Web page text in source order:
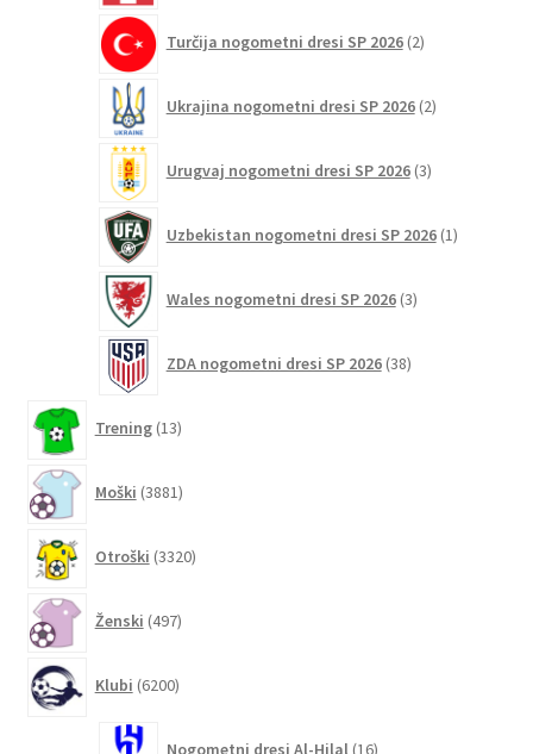
Turčija nogometni dresi SP 2026 2izdelka
Ukrajina nogometni dresi SP 2026 2izdelka
Urugvaj nogometni dresi SP 2026 3izdelki
Uzbekistan nogometni dresi SP 2026 1izdelek
Wales nogometni dresi SP 2026 3izdelki
ZDA nogometni dresi SP 2026 38izdelkov
Trening 13izdelkov
Moški 3881izdelkov
Otroški 3320izdelkov
Ženski 497izdelkov
Klubi 6200izdelkov
Nogometni dresi Al-Hilal 16